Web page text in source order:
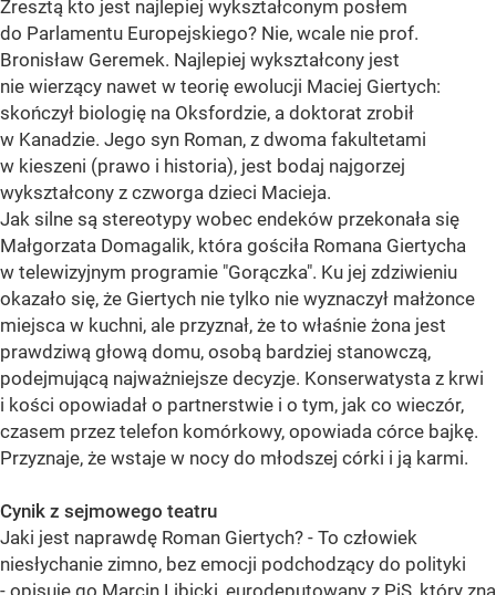
Zresztą kto jest najlepiej wykształconym posłem
do Parlamentu Europejskiego? Nie, wcale nie prof.
Bronisław Geremek. Najlepiej wykształcony jest
nie wierzący nawet w teorię ewolucji Maciej Giertych:
skończył biologię na Oksfordzie, a doktorat zrobił
w Kanadzie. Jego syn Roman, z dwoma fakultetami
w kieszeni (prawo i historia), jest bodaj najgorzej
wykształcony z czworga dzieci Macieja.
Jak silne są stereotypy wobec endeków przekonała się
Małgorzata Domagalik, która gościła Romana Giertycha
w telewizyjnym programie "Gorączka". Ku jej zdziwieniu
okazało się, że Giertych nie tylko nie wyznaczył małżonce
miejsca w kuchni, ale przyznał, że to właśnie żona jest
prawdziwą głową domu, osobą bardziej stanowczą,
podejmującą najważniejsze decyzje. Konserwatysta z krwi
i kości opowiadał o partnerstwie i o tym, jak co wieczór,
czasem przez telefon komórkowy, opowiada córce bajkę.
Przyznaje, że wstaje w nocy do młodszej córki i ją karmi.
Cynik z sejmowego teatru
Jaki jest naprawdę Roman Giertych? - To człowiek
niesłychanie zimno, bez emocji podchodzący do polityki